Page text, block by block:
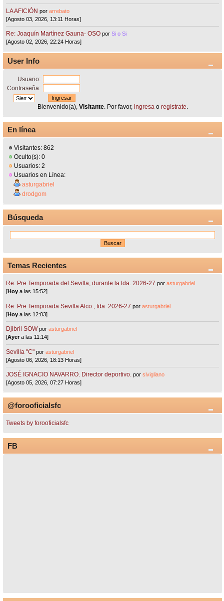
LA AFICIÓN porarrebato
[Agosto 03, 2026, 13:11 Horas]
Re: Joaquín Martínez Gauna- OSO porSi o Si
[Agosto 02, 2026, 22:24 Horas]
User Info
Usuario:
Contraseña:
Bienvenido(a), Visitante. Por favor, ingresao regístrate.
En línea
Visitantes: 862
Oculto(s): 0
Usuarios: 2
Usuarios en Línea:
asturgabriel
drodgom
Búsqueda
Temas Recientes
Re: Pre Temporada del Sevilla, durante la tda. 2026-27 porasturgabriel
[Hoy a las 15:52]
Re: Pre Temporada Sevilla Atco., tda. 2026-27 porasturgabriel
[Hoy a las 12:03]
Djibril SOW porasturgabriel
[Ayera las 11:14]
Sevilla "C"porasturgabriel
[Agosto 06, 2026, 18:13 Horas]
JOSÉ IGNACIO NAVARRO. Director deportivo. porsivigliano
[Agosto 05, 2026, 07:27 Horas]
@forooficialsfc
Tweets by forooficialsfc
FB